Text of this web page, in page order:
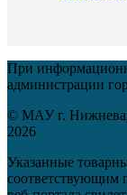
При
администрации
© МАУ г.
2026
Указанные
соответствующим